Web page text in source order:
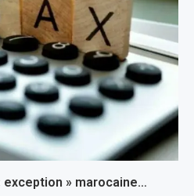
exception » marocaine…